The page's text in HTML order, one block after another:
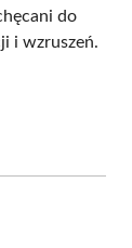
do
i wzruszeń.